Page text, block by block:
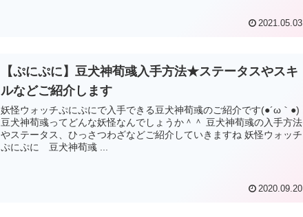
2021.05.03
【ぷにぷに】豆犬神荀彧入手方法★ステータスやスキ
ルなどご紹介します
妖怪ウォッチぷにぷにで入手できる豆犬神荀彧のご紹介です(●´ω｀●)
豆犬神荀彧ってどんな妖怪なんでしょうか＾＾ 豆犬神荀彧の入手方法
やステータス、ひっさつわざなどご紹介していきますね 妖怪ウォッチ
ぷにぷに 豆犬神荀彧 ...
2020.09.20